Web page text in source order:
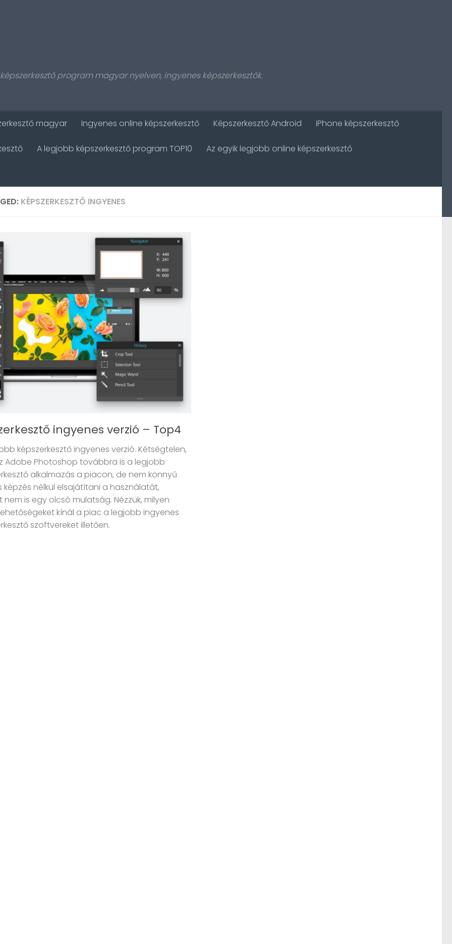
program magyar nyelven, ingyenes képszerkesztők.
magyar Ingyenes online képszerkesztő Képszerkesztő Android iPhone képszerkesztő
A legjobb képszerkesztő program TOP10 Az egyik legjobb online képszerkesztő
KÉPSZERKESZTŐ INGYENES
ingyenes verzió – Top4
képszerkesztő ingyenes verzió. Kétségtelen,
Adobe Photoshop továbbra is a legjobb
alkalmazás a piacon, de nem könnyű
képzés nélkül elsajátítani a használatát,
nem is egy olcsó mulatság. Nézzük, milyen
kínál a piac a legjobb ingyenes
szoftvereket illetően.